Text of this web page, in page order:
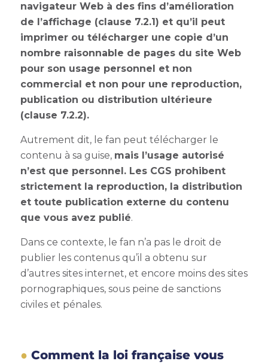
navigateur Web à des fins d’amélioration
de l’affichage (clause 7.2.1) et qu’il peut
imprimer ou télécharger une copie d’un
nombre raisonnable de pages du site Web
pour son usage personnel et non
commercial et non pour une reproduction,
publication ou distribution ultérieure
(clause 7.2.2).
Autrement dit, le fan peut télécharger le
contenu à sa guise, mais l’usage autorisé
n’est que personnel. Les CGS prohibent
strictement la reproduction, la distribution
et toute publication externe du contenu
que vous avez publié.
Dans ce contexte, le fan n’a pas le droit de
publier les contenus qu’il a obtenu sur
d’autres sites internet, et encore moins des sites
pornographiques, sous peine de sanctions
civiles et pénales.
Comment la loi française vous